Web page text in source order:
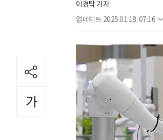
이경탁 기자
업데이트 2025.01.18. 07:16